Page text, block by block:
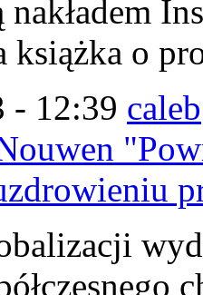
nakładem
książka o
- 12:39 caleb